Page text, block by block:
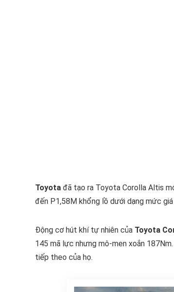
Toyota đã tạo ra Toyota Corolla Altis
đến P1,58M khổng lồ dưới dạng mức
Động cơ hút khí tự nhiên của Toyota
145 mã lực nhưng mô-men xoắn
tiếp theo của họ.